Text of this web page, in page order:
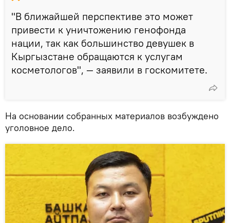
"В ближайшей перспективе это может
привести к уничтожению генофонда
нации, так как большинство девушек в
Кыргызстане обращаются к услугам
косметологов", — заявили в госкомитете.
На основании собранных материалов возбуждено
уголовное дело.